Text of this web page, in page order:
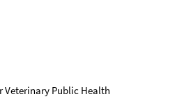
Veterinary Public Health